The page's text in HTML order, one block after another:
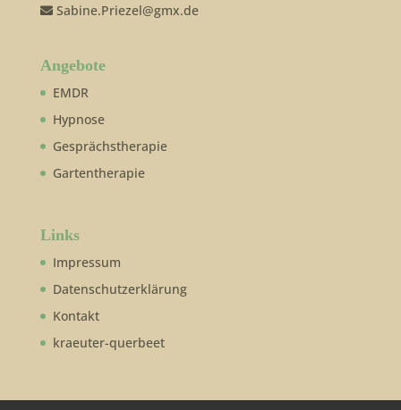
Sabine.Priezel@gmx.de
Angebote
EMDR
Hypnose
Gesprächstherapie
Gartentherapie
Links
Impressum
Datenschutzerklärung
Kontakt
kraeuter-querbeet